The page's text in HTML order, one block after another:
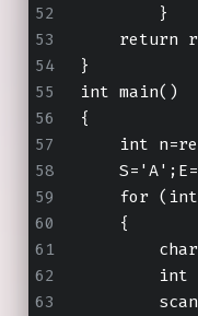
        }
return
}
int main()
{
int
for
    {
int